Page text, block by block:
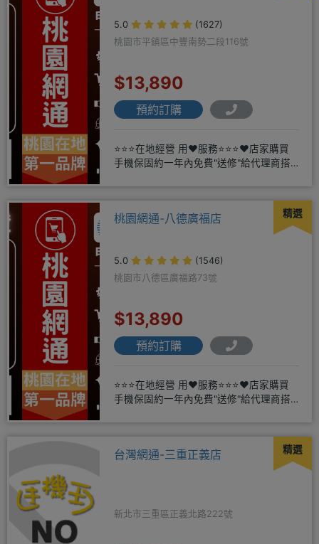
5.0
(1627)
桃園市平鎮區中豐南勢二段116號
$13,890
預約訂購
⭐⭐⭐在地經營 用❤️服務⭐⭐⭐❤️店家購買
手機保固約一年內免費"送修"給代理商搭
精選
桃園網通-八德廣福店
5.0
(1546)
桃園市八德區廣福路73號
$13,890
預約訂購
⭐⭐⭐在地經營 用❤️服務⭐⭐⭐❤️店家購買
手機保固約一年內免費"送修"給代理商搭
精選
台灣網通-三重正義店
新北市三重區正義北路222號